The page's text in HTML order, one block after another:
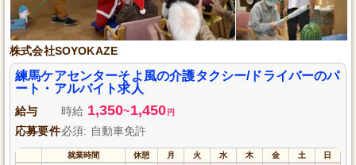
株式会社SOYOKAZE
練馬ケアセンターそよ風の介護タクシー/ドライバーのパ
ート・アルバイト求人
給与 時給 1,350~1,450 円
応募要件必須: 自動車免許
就業時間 休憩 月 火 水 木 金 土 日